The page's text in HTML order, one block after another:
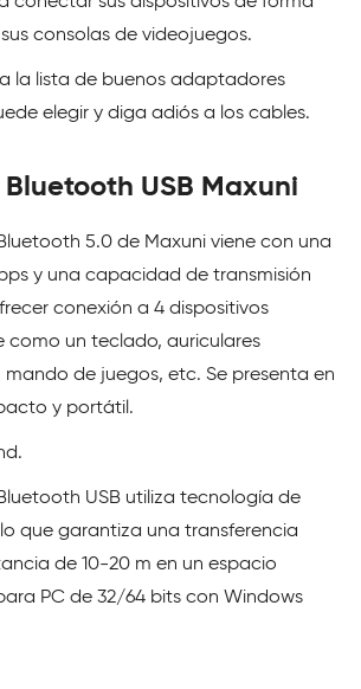
consolas de videojuegos.
la lista de buenos adaptadores
elegir y diga adiós a los cables.
USB Maxuni
5.0 de Maxuni viene con una
y una capacidad de transmisión
conexión a 4 dispositivos
como un teclado, auriculares
mando de juegos, etc. Se presenta en
y portátil.
USB utiliza tecnología de
que garantiza una transferencia
de 10-20 m en un espacio
PC de 32/64 bits con Windows